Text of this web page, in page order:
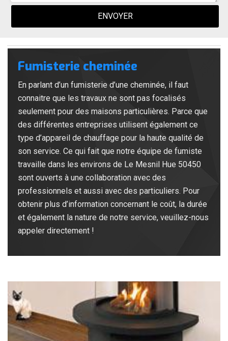
Fumisterie cheminée
En parlant d’un fumisterie d’une cheminée, il faut
connaitre que les travaux ne sont pas focalisés
seulement pour des maisons particulières. Parce que
des différentes entreprises utilisent également ce
type d’appareil de chauffage pour la haute qualité de
son service. Ce qui fait que notre équipe de fumiste
travaille dans les environs de Le Mesnil Hue 50450
sont ouverts à une collaboration avec des
professionnels et aussi avec des particuliers. Pour
obtenir plus d’information concernant le coût, la durée
et également la nature de notre service, veuillez-nous
appeler directement !